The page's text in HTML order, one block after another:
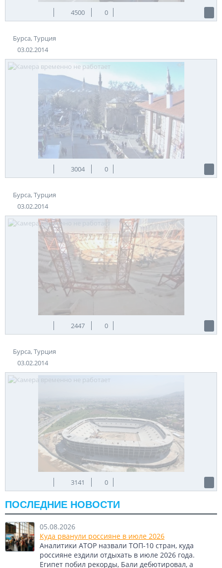
4500 0
Бурса, Турция
03.02.2014
3004 0
Бурса, Турция
03.02.2014
2447 0
Бурса, Турция
03.02.2014
3141 0
ПОСЛЕДНИЕ НОВОСТИ
05.08.2026
Куда рванули россияне в июле 2026
Аналитики АТОР назвали ТОП-10 стран, куда
россияне ездили отдыхать в июле 2026 года.
Египет побил рекорды, Бали дебютировал, а